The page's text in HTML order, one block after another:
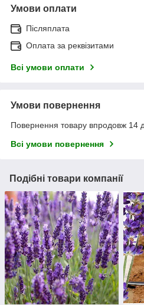
Умови оплати
Післяплата
Оплата за реквізитами
Всі умови оплати
Умови повернення
Повернення товару впродовж 14
Всі умови повернення
Подібні товари компанії